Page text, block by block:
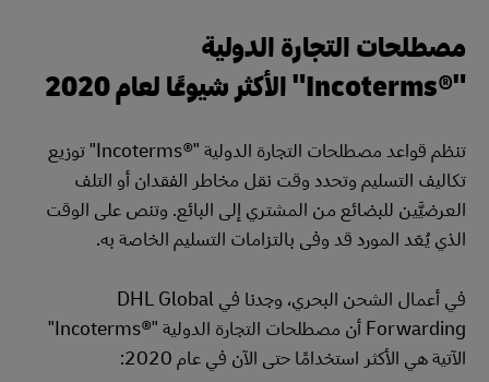
مصطلحات التجارة الدولية
"Incoterms®‎" الأكثر شيوعًا لعام 2020
تنظم قواعد مصطلحات التجارة الدولية "Incoterms®‎" توزيع
تكاليف التسليم وتحدد وقت نقل مخاطر الفقدان أو التلف
العرضيَّين للبضائع من المشتري إلى البائع. وتنص على الوقت
الذي يُعَد المورد قد وفى بالتزامات التسليم الخاصة به.
في أعمال الشحن البحري، وجدنا في DHL Global
Forwarding أن مصطلحات التجارة الدولية "Incoterms®‎"
الآتية هي الأكثر استخدامًا حتى الآن في عام 2020: